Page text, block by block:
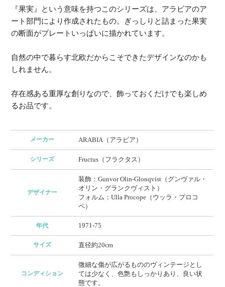
『果実』という意味を持つこのシリーズは、アラビアのア
ート部門により作成されたもの。ぎっしりと詰まった果実
の断面がプレートいっぱいに描かれています。
自然の中で暮らす北欧だからこそできたデザインなのかも
しれません。
存在感ある重厚な創りなので、飾っておくだけでも楽しめ
るお品です。
メーカー ARABIA（アラビア）
シリーズ Fructus（フラクタス）
デザイナー
装飾：Gunvor Olin-Glonqvist（グンヴァル・
オリン・グランクヴィスト）
フォルム：Ulla Procope（ウッラ・プロコ
ペ）
年代 1971-75
サイズ 直径約20cm
コンディション
微細な傷が広がるもののヴィンテージとし
ては少なく、色艶もしっかりあり、良い状
態です。